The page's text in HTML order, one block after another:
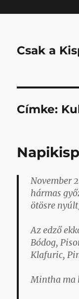
Csak a
Címke:
November
hármas
ötösre
Az edző
Bódog,
Klafuric,
Mintha ma